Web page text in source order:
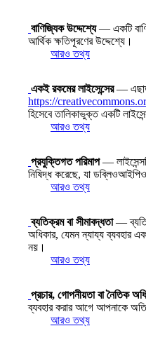
বাণিজ্যিক উদ্দেশ্যে— একটি
আর্থিক ক্ষতিপূরণের উদ্দেশ্যে।
আরও তথ্য
একই রকমের লাইসেন্সের—
https://
হিসেবে তালিকাভুক্ত একটি
আরও তথ্য
প্রযুক্তিগত পরিমাপ—
নিষিদ্ধ করেছে, যা
আরও তথ্য
ব্যতিক্রম বা সীমাবদ্ধতা—
অধিকার, যেমন ন্যায্য ব্যবহার
নয়।
আরও তথ্য
প্রচার, গোপনীয়তা বা নৈতিক
ব্যবহার করার আগে আপনাকে
আরও তথ্য